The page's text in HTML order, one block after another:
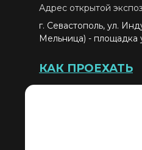
Адрес открытой
г. Севастополь, ул.
Мельница) - площадка
КАК ПРОЕХАТЬ